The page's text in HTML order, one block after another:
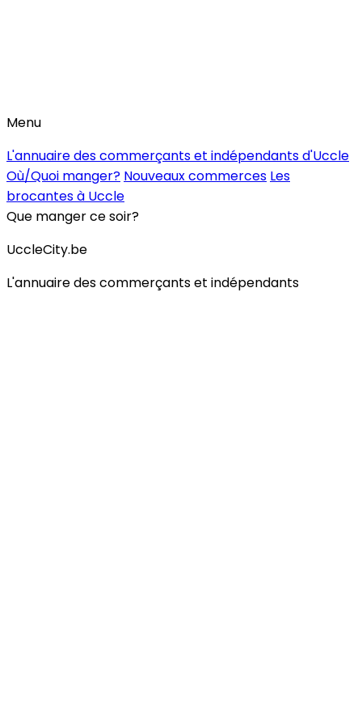
Menu
L'annuaire des commerçants et indépendants d'Uccle
Où/Quoi manger? Nouveaux commerces Les
brocantes à Uccle
Que manger ce soir?
UccleCity.be
L'annuaire des commerçants et indépendants